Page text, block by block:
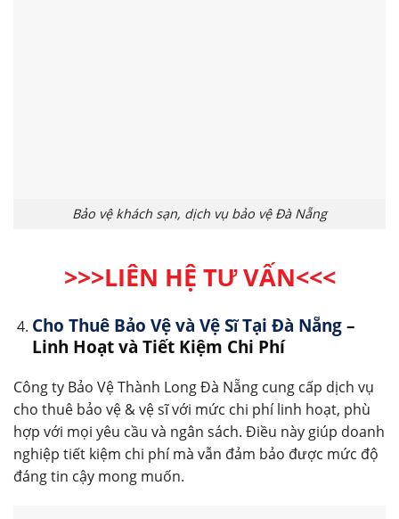
Bảo vệ khách sạn, dịch vụ bảo vệ Đà Nẵng
>>>LIÊN HỆ TƯ VẤN<<<
Cho Thuê Bảo Vệ và Vệ Sĩ Tại Đà Nẵng–
Linh Hoạt và Tiết Kiệm Chi Phí
Công ty Bảo Vệ Thành Long Đà Nẵng cung cấp dịch vụ
cho thuê bảo vệ & vệ sĩ với mức chi phí linh hoạt, phù
hợp với mọi yêu cầu và ngân sách. Điều này giúp doanh
nghiệp tiết kiệm chi phí mà vẫn đảm bảo được mức độ
đáng tin cậy mong muốn.